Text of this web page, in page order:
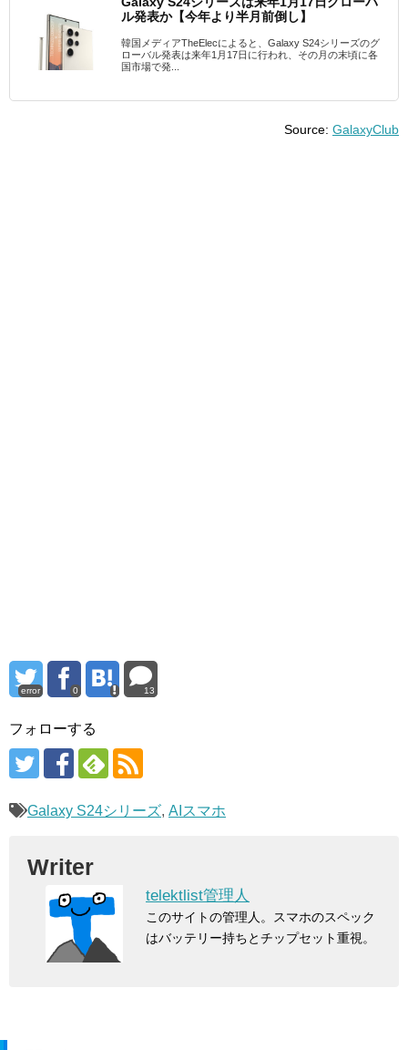
ル発表か【今年より半月前倒し】
韓国メディアTheElecによると、Galaxy S24シリーズのグ
ローバル発表は来年1月17日に行われ、その月の末頃に各
国市場で発...
Source: GalaxyClub
error 0 13
フォローする
Galaxy S24シリーズ, AIスマホ
Writer
telektlist管理人
このサイトの管理人。スマホのスペック
はバッテリー持ちとチップセット重視。